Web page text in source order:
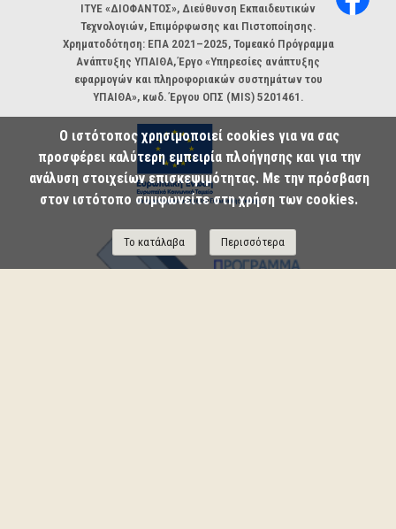
ΙΤΥΕ «ΔΙΟΦΑΝΤΟΣ», Διεύθυνση Εκπαιδευτικών
Τεχνολογιών, Επιμόρφωσης και Πιστοποίησης.
Χρηματοδότηση: ΕΠΑ 2021–2025, Τομεακό Πρόγραμμα
Ανάπτυξης ΥΠΑΙΘΑ, Έργο «Υπηρεσίες ανάπτυξης
εφαρμογών και πληροφοριακών συστημάτων του
ΥΠΑΙΘΑ», κωδ. Έργου ΟΠΣ (MIS) 5201461.
Ο ιστότοπος χρησιμοποιεί cookies για να σας
προσφέρει καλύτερη εμπειρία πλοήγησης και για την
ανάλυση στοιχείων επισκεψιμότητας. Με την πρόσβαση
στον ιστότοπο συμφωνείτε στη χρήση των cookies.
Το κατάλαβα Περισσότερα